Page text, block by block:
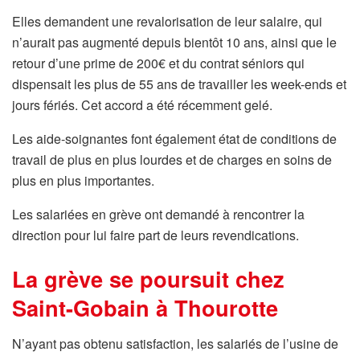
Elles demandent une revalorisation de leur salaire, qui
n’aurait pas augmenté depuis bientôt 10 ans, ainsi que le
retour d’une prime de 200€ et du contrat séniors qui
dispensait les plus de 55 ans de travailler les week-ends et
jours fériés. Cet accord a été récemment gelé.
Les aide-soignantes font également état de conditions de
travail de plus en plus lourdes et de charges en soins de
plus en plus importantes.
Les salariées en grève ont demandé à rencontrer la
direction pour lui faire part de leurs revendications.
La grève se poursuit chez
Saint-Gobain à Thourotte
N’ayant pas obtenu satisfaction, les salariés de l’usine de